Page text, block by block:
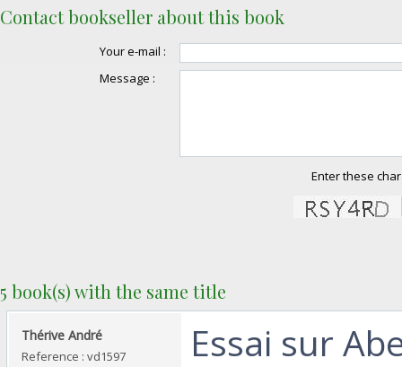
Contact bookseller about this book
Your e-mail :
Message :
Enter these
5 book(s) with the same title
‎Thérive André‎
Reference : vd1597
‎Essai sur